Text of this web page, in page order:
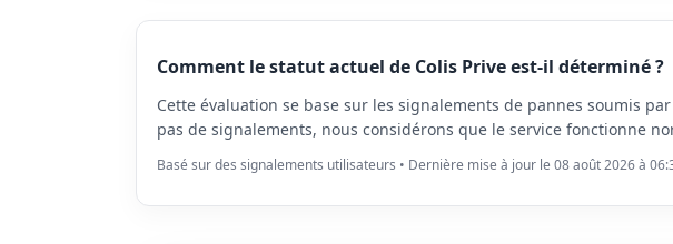
Comment le statut actuel de Colis Prive est-il déterminé ?
Cette évaluation se base sur les signalements de pannes soumis
pas de signalements, nous considérons que le service fonctionne
Basé sur des signalements utilisateurs • Dernière mise à jour le 08 août 2026 à